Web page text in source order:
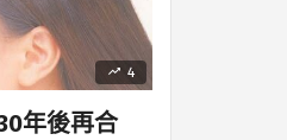
4
年後再合